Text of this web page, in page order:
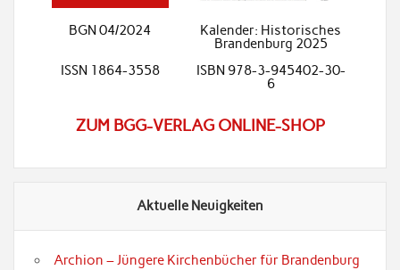
BGN 04/2024
Kalender: Historisches
Brandenburg 2025
ISSN 1864-3558
ISBN 978-3-945402-30-
6
ZUM BGG-VERLAG ONLINE-SHOP
Aktuelle Neuigkeiten
Archion – Jüngere Kirchenbücher für Brandenburg